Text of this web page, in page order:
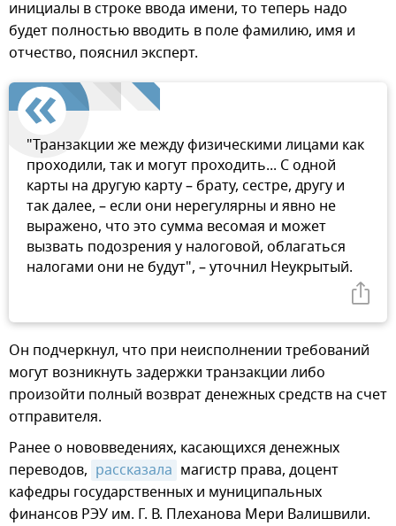
инициалы в строке ввода имени, то теперь надо
будет полностью вводить в поле фамилию, имя и
отчество, пояснил эксперт.
"Транзакции же между физическими лицами как
проходили, так и могут проходить... С одной
карты на другую карту – брату, сестре, другу и
так далее, – если они нерегулярны и явно не
выражено, что это сумма весомая и может
вызвать подозрения у налоговой, облагаться
налогами они не будут", – уточнил Неукрытый.
Он подчеркнул, что при неисполнении требований
могут возникнуть задержки транзакции либо
произойти полный возврат денежных средств на счет
отправителя.
Ранее о нововведениях, касающихся денежных
переводов, рассказала магистр права, доцент
кафедры государственных и муниципальных
финансов РЭУ им. Г. В. Плеханова Мери Валишвили.